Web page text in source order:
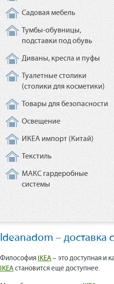
Садовая мебель
Тумбы-обувницы,
подставки под обувь
Диваны, кресла и пуфы
Туалетные столики
(столики для косметики)
Товары для безопасности
Освещение
ИКЕА импорт (Китай)
Текстиль
МАКС гардеробные
системы
Ideanadom – доставка
Философия IKEA – это доступная и
IKEA становится еще доступнее.